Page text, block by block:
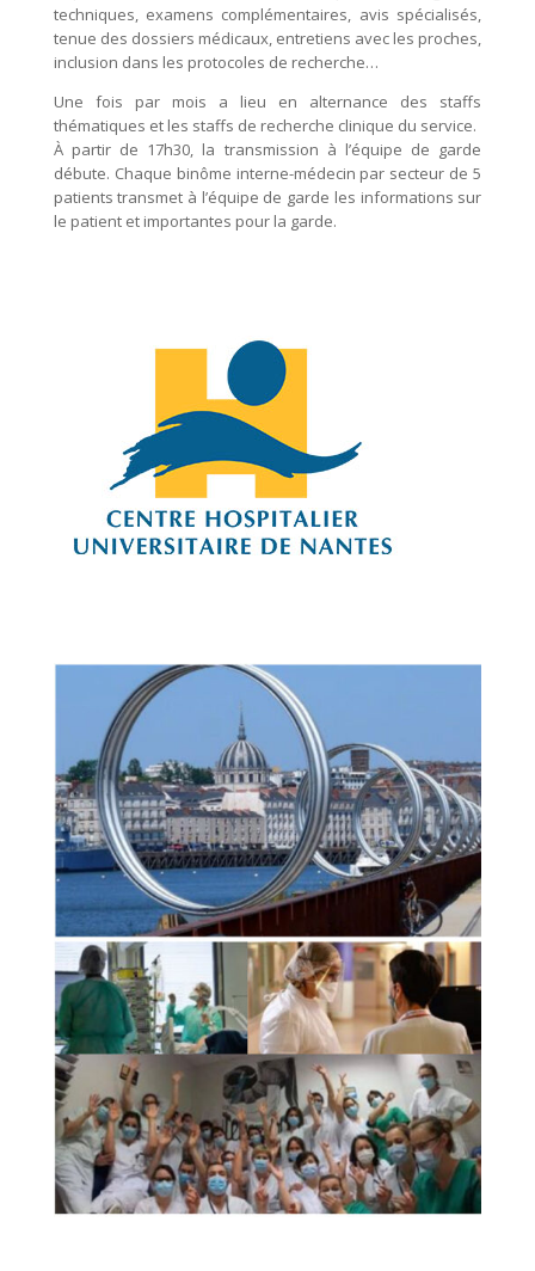
techniques, examens complémentaires, avis spécialisés,
tenue des dossiers médicaux, entretiens avec les proches,
inclusion dans les protocoles de recherche…
Une fois par mois a lieu en alternance des staffs
thématiques et les staffs de recherche clinique du service.
À partir de 17h30, la transmission à l’équipe de garde
débute. Chaque binôme interne-médecin par secteur de 5
patients transmet à l’équipe de garde les informations sur
le patient et importantes pour la garde.